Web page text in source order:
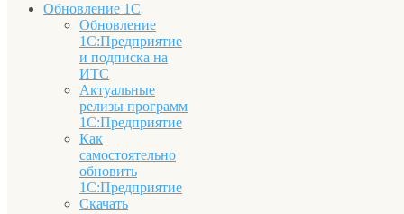
Обновление 1С
Обновление
1С:Предприятие
и подписка на
ИТС
Актуальные
релизы программ
1С:Предприятие
Как
самостоятельно
обновить
1С:Предприятие
Скачать